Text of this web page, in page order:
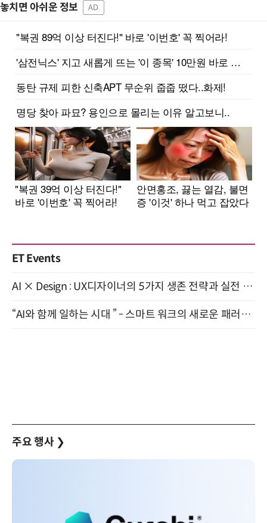
놓치면 아쉬운 정보 AD
ET Events
AI × Design : UX디자이너의 5가지 생존 전략과 실전 대응 8월 28일 개최
“AI와 함께 일하는 시대 ” - 스마트 워크의 새로운 패러다임 (9/11)
주요 행사 ❯